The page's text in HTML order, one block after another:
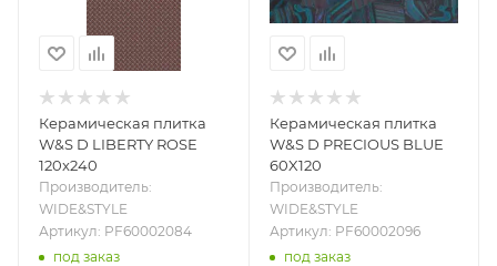
Керамическая плитка
W&S D LIBERTY ROSE
120x240
Производитель:
WIDE&STYLE
Артикул: PF60002084
под заказ
Керамическая плитка
W&S D PRECIOUS BLUE
60X120
Производитель:
WIDE&STYLE
Артикул: PF60002096
под заказ